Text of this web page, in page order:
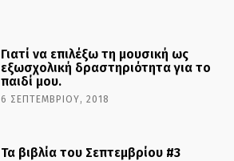
Γιατί να επιλέξω τη μουσική ως
εξωσχολική δραστηριότητα για το
παιδί μου.
6 ΣΕΠΤΕΜΒΡΊΟΥ, 2018
Τα βιβλία του Σεπτεμβρίου #3